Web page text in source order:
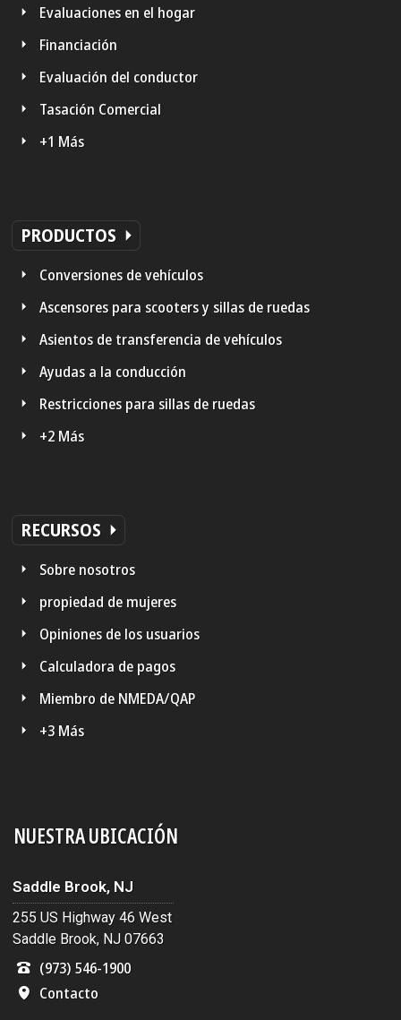
Evaluaciones en el hogar
Financiación
Evaluación del conductor
Tasación Comercial
+1 Más
PRODUCTOS
Conversiones de vehículos
Ascensores para scooters y sillas de ruedas
Asientos de transferencia de vehículos
Ayudas a la conducción
Restricciones para sillas de ruedas
+2 Más
RECURSOS
Sobre nosotros
propiedad de mujeres
Opiniones de los usuarios
Calculadora de pagos
Miembro de NMEDA/QAP
+3 Más
NUESTRA UBICACIÓN
Saddle Brook, NJ
255 US Highway 46 West
Saddle Brook, NJ 07663
(973) 546-1900
Contacto